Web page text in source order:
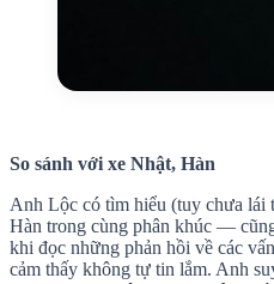
So sánh với xe Nhật, Hàn
Anh Lộc có tìm hiểu (tuy chưa lái
Hàn trong cùng phân khúc —
khi đọc những phản hồi về các
cảm thấy không tự tin lắm. Anh